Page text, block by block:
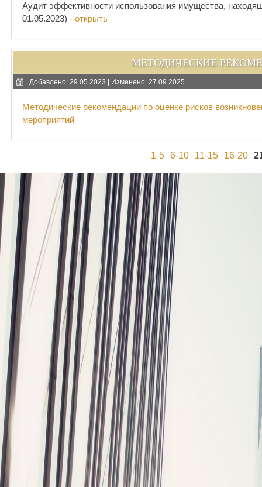
Аудит эффективности использования имущества,
01.05.2023) - открыть
МЕТОДИЧЕСКИЕ
Добавлено: 29.05.2023 | Изменено: 27.09.2025
Методические рекомендации по оценке рисков
мероприятий
1-5 6-10 11-15 16-20